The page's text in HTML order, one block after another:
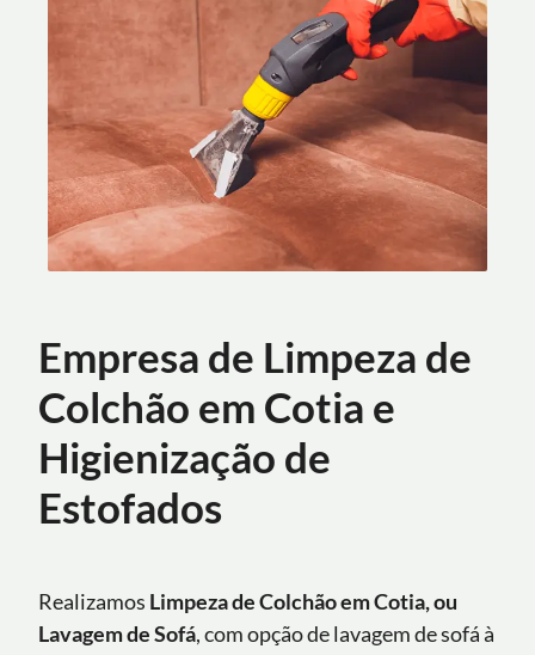
Empresa de Limpeza de
Colchão em Cotia e
Higienização de
Estofados
Realizamos Limpeza de Colchão em Cotia, ou
Lavagem de Sofá, com opção de lavagem de sofá à